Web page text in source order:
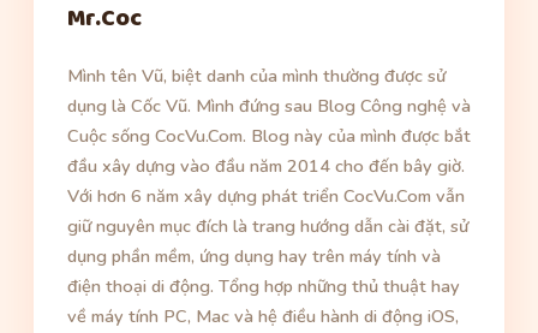
Mr.Coc
Mình tên Vũ, biệt danh của mình thường được sử
dụng là Cốc Vũ. Mình đứng sau Blog Công nghệ và
Cuộc sống CocVu.Com. Blog này của mình được bắt
đầu xây dựng vào đầu năm 2014 cho đến bây giờ.
Với hơn 6 năm xây dựng phát triển CocVu.Com vẫn
giữ nguyên mục đích là trang hướng dẫn cài đặt, sử
dụng phần mềm, ứng dụng hay trên máy tính và
điện thoại di động. Tổng hợp những thủ thuật hay
về máy tính PC, Mac và hệ điều hành di động iOS,